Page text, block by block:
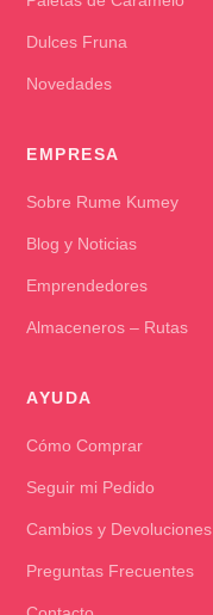
Dulces Fruna
Novedades
EMPRESA
Sobre Rume Kumey
Blog y Noticias
Emprendedores
Almaceneros – Rutas
AYUDA
Cómo Comprar
Seguir mi Pedido
Cambios y Devoluciones
Preguntas Frecuentes